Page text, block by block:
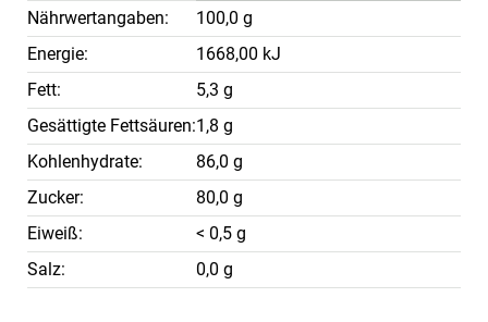
Nährwertangaben:
100,0 g
Energie:
1668,00 kJ
Fett:
5,3 g
Gesättigte Fettsäuren:1,8 g
Kohlenhydrate:
86,0 g
Zucker:
80,0 g
Eiweiß:
< 0,5 g
Salz:
0,0 g